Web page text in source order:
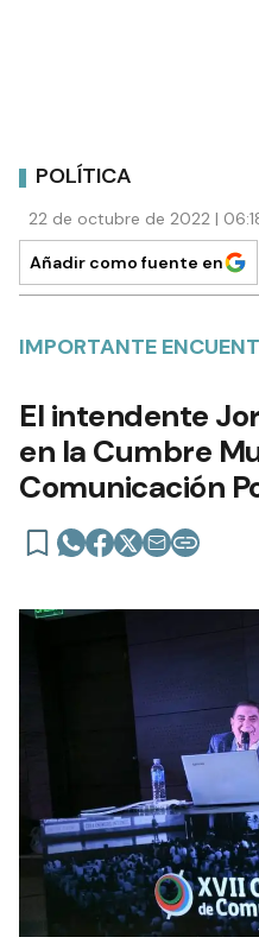
POLÍTICA
22 de octubre de 2022 |
Añadir como fuente en
IMPORTANTE
El intendente
en la Cumbre
Comunicación